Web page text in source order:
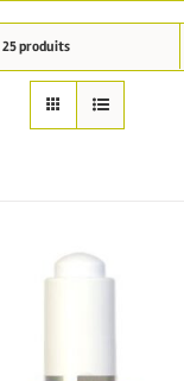
25 produits